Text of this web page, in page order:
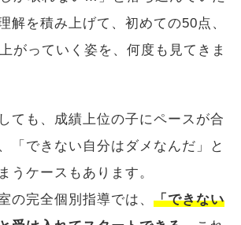
解を積み上げて、初めての50点、
がっていく姿を、何度も見てきま
ても、成績上位の子にペースが合
「できない自分はダメなんだ」と
うケースもあります。
の完全個別指導では、「できない